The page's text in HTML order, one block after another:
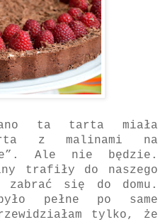
ta tarta miała
z malinami na
Ale nie będzie.
trafiły do naszego
zabrać się do domu.
pełne po same
tylko, że